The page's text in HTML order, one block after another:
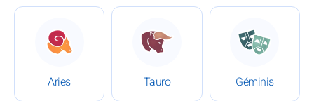
Aries
: Horóscopo del 6 de junio de 2026
Tauro
: Horóscopo del 6 de junio
Géminis
: